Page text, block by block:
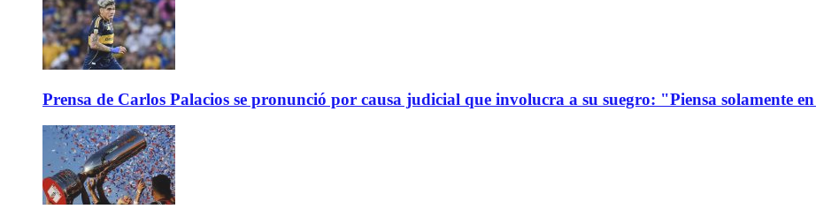
Prensa de Carlos Palacios se pronunció por causa judicial que involucra a su suegro: "Piensa solamente